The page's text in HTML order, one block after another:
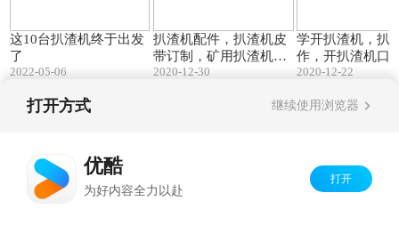
这10台扒渣机终于出发
了
2022-05-06
扒渣机配件，扒渣机皮
带订制，矿用扒渣机生
产厂家出品，轮式皮带
2020-12-30
学开扒渣机，扒
作，开扒渣机口
用扒渣机厂家专
2020-12-22
打开方式 继续使用浏览器
优酷
为好内容全力以赴
打开